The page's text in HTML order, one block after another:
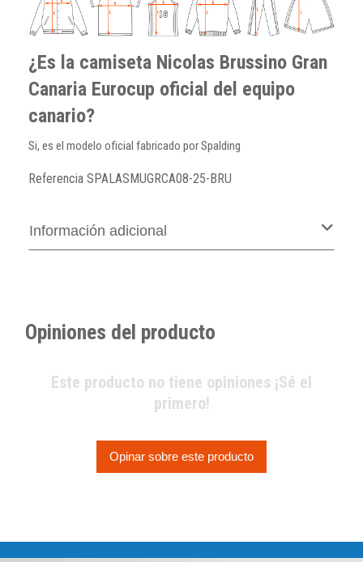
¿Es la camiseta Nicolas Brussino Gran
Canaria Eurocup oficial del equipo
canario?
Si, es el modelo oficial fabricado por Spalding
Referencia SPALASMUGRCA08-25-BRU
Información adicional
Opiniones del producto
Este producto no tiene opiniones ¡Sé el
primero!
Opinar sobre este producto